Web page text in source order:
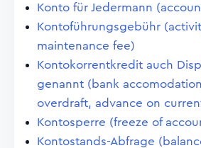
Konto für Jedermann
Kontoführungsgebühr
maintenance fee)
Kontokorrentkredit auch
genannt (bank
overdraft, advance on
Kontosperre (freeze of
Kontostands-Abfrage